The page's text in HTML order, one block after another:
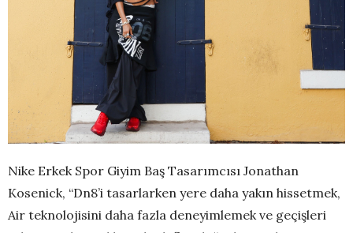
Nike Erkek Spor Giyim Baş Tasarımcısı Jonathan
Kosenick, “Dn8’i tasarlarken yere daha yakın hissetmek,
Air teknolojisini daha fazla deneyimlemek ve geçişleri